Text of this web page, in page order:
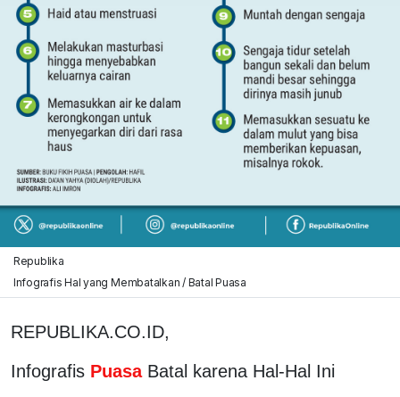
Republika
Infografis Hal yang Membatalkan / Batal Puasa
REPUBLIKA.CO.ID,
Infografis Puasa Batal karena Hal-Hal Ini